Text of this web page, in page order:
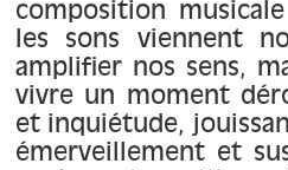
À propos
Contact
composition
les sons viennent
amplifier nos sens,
vivre un moment
et inquiétude,
émerveillement et